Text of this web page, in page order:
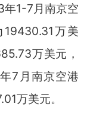
1-7月南京空
万美
万美元，
7月南京空港
万美元。